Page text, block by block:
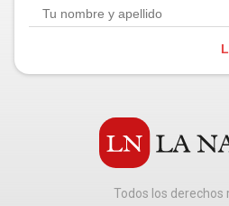
Todos los derechos